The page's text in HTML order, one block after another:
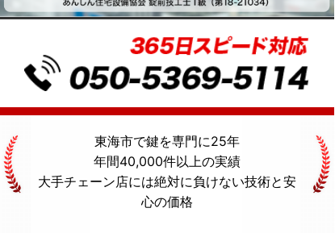
東海市で鍵を専門に25年
年間40,000件以上の実績
大手チェーン店には絶対に負けない技術と安
心の価格